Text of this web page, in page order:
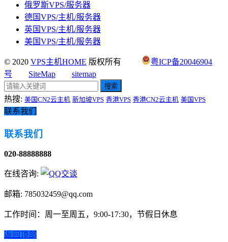
俄罗斯VPS/服务器
德国VPS/主机/服务器
英国VPS/主机/服务器
美国VPS/主机/服务器
© 2020 VPS主机HOME 版权所有
粤ICP备20046904
号
SiteMap sitemap
搜索
热搜: 美国CN2云主机 新加坡VPS 香港VPS 香港CN2云主机 美国VPS
联系我们
联系我们
020-88888888
在线咨询:
邮箱: 785032459@qq.com
工作时间：周一至周五，9:00-17:30，节假日休息
返回顶部